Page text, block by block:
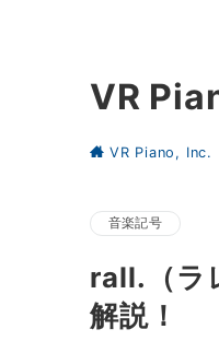
VR
VR Piano, Inc.
音楽記号
rall.（ラ
解説！